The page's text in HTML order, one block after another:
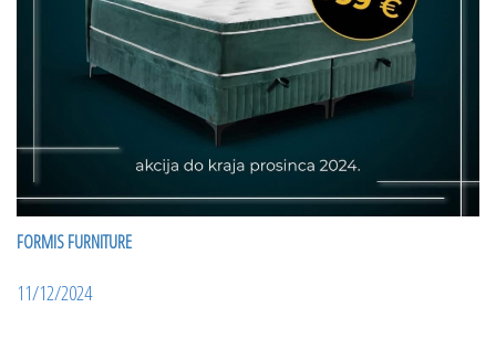
FORMIS FURNITURE
11/12/2024